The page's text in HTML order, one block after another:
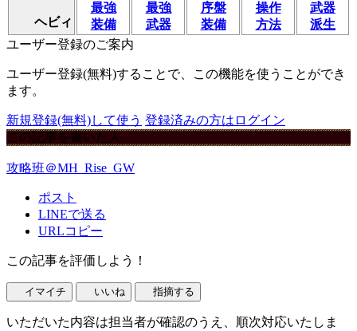
ヘビィ
最強
装備
最強
武器
序盤
装備
操作
方法
武器
派生
ユーザー登録のご案内
ユーザー登録(無料)することで、この機能を使うことができ
ます。
新規登録(無料)して使う 登録済みの方はログイン
この記事を書いた人
攻略班＠MH_Rise_GW
ポスト
LINEで送る
URLコピー
この記事を評価しよう！
イマイチ いいね 指摘する
いただいた内容は担当者が確認のうえ、順次対応いたしま